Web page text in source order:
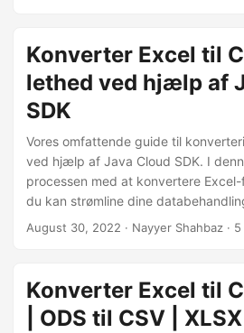
C# til at konvertere Excel XLS/XLSX-
format, så du lettere kan få adgang
dem mere bredt.
Konverter Excel til
lethed ved hjælp af
SDK
Vores omfattende guide til
ved hjælp af Java Cloud SDK. I
processen med at konvertere
du kan strømline dine
sikre kompatibilitet på tværs af
give dig de nødvendige trin til at
konvertering.
August 30, 2022 · Nayyer Shahbaz ·
Konverter Excel til
| ODS til CSV |